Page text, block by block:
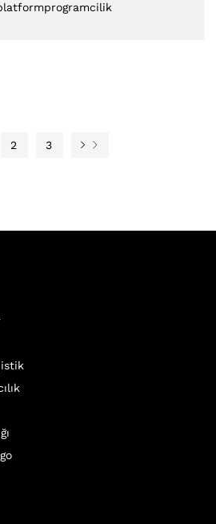
2 3